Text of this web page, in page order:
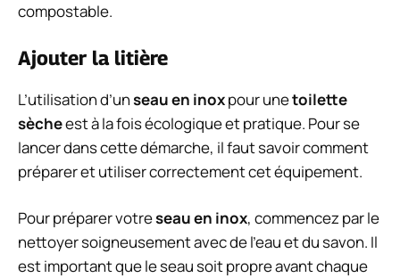
compostable.
Ajouter la litière
L’utilisation d’unseau en inoxpour unetoilette
sècheest à la fois écologique et pratique. Pour se
lancer dans cette démarche, il faut savoir comment
préparer et utiliser correctement cet équipement.
Pour préparer votreseau en inox, commencez par le
nettoyer soigneusement avec de l’eau et du savon. Il
est important que le seau soit propre avant chaque